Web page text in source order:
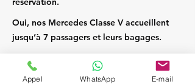
Oui, nos Mercedes Classe V accueillent
jusqu’à 7 passagers et leurs bagages.
Appel WhatsApp E-mail